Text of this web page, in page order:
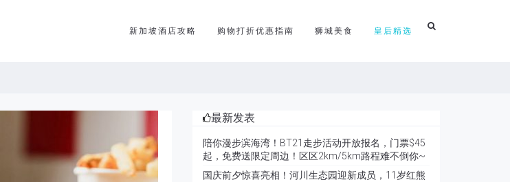
新加坡酒店攻略 购物打折优惠指南 狮城美食 皇后精选
最新发表
陪你漫步滨海湾！BT21走步活动开放报名，门票$45
起，免费送限定周边！区区2km/5km路程难不倒你~
国庆前夕惊喜亮相！河川生态园迎新成员，11岁红熊